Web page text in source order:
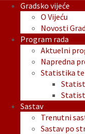
Gradsko vijeće
O Vijeću
Novosti
Program rada
Aktuelni
Napredna
Statistika
Sastav
Trenutni
Sastav po